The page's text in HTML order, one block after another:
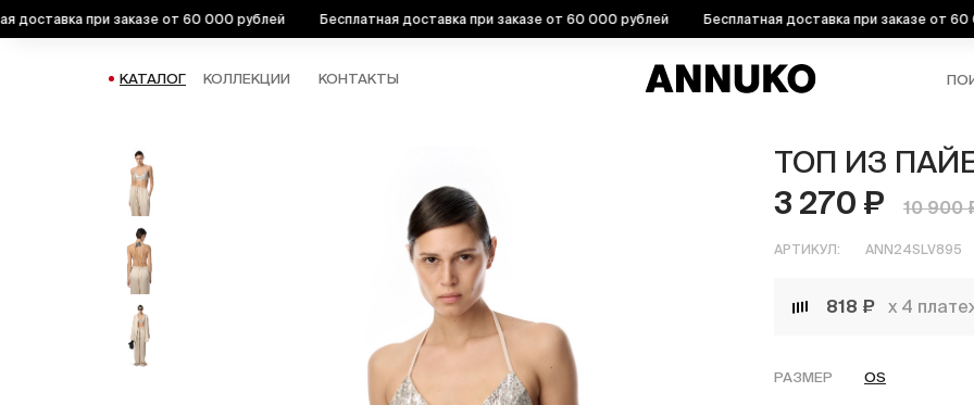
при заказе от 60 000 рублей Бесплатная доставка при заказе от 60 000 рублей Бесплатная доставка при заказе от 60 000
КАТАЛОГ КОЛЛЕКЦИИ КОНТАКТЫ
ТОП ИЗ
3 270 ₽
10 900
АРТИКУЛ: ANN24SLV895
818 ₽ х 4
РАЗМЕР OS